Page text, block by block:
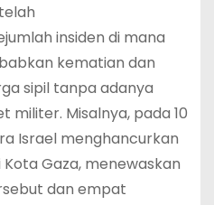
insiden di mana
kematian dan
sipil tanpa adanya
Misalnya, pada 10
Israel menghancurkan
Gaza, menewaskan
dan empat